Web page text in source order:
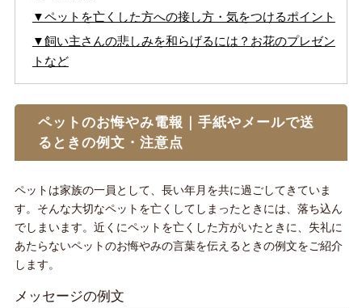
▼ペットを亡くした方への接し方・気をつけるポイント
▼飼い主さんの悲しみを和らげるには？お花のプレゼン
トなど
ペットのお悔やみ電報｜手紙やメールで送
るときの例文・注意点
ペットは家族の一員として、長い年月を共に過ごしてきていま
す。そんな大切なペットを亡くしてしまったときには、落ち込ん
でしまいます。近くにペットを亡くした方がいたときに、失礼に
あたらないペットのお悔やみの言葉を伝えるときの例文をご紹介
します。
メッセージの例文